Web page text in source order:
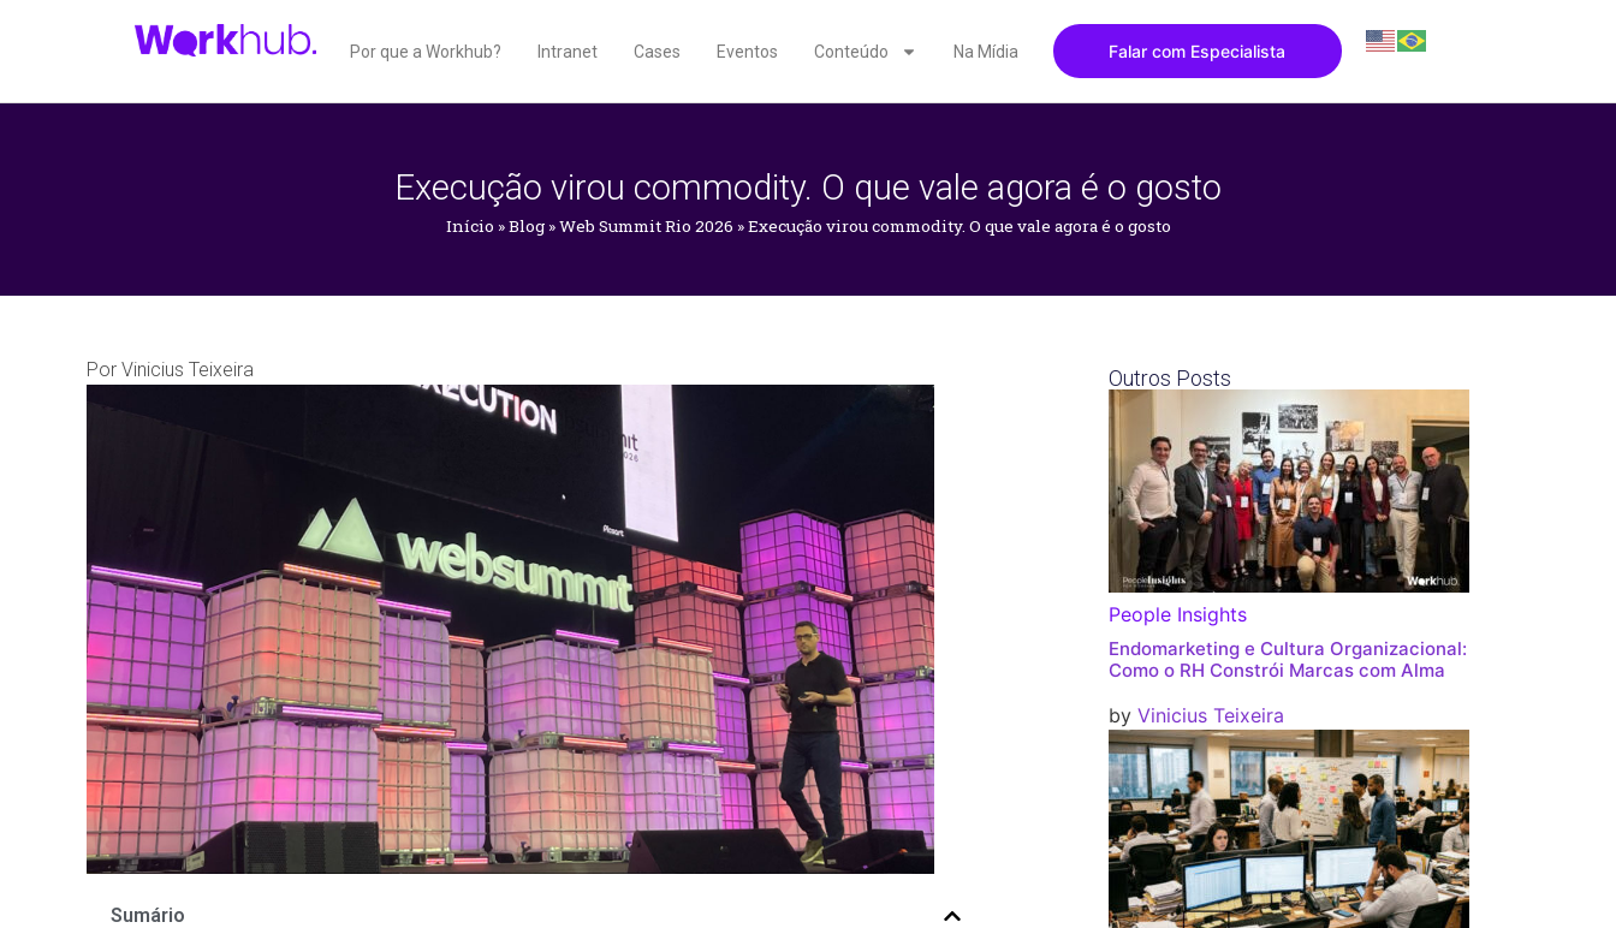
Por que a Workhub? Intranet Cases Eventos Conteúdo Na Mídia Falar com Especialista
Execução virou commodity. O que vale agora é o gosto
Início »Blog»Web Summit Rio 2026 »Execução virou commodity. O que vale agora é o gosto
Por Vinicius Teixeira
Sumário
Outros Posts
People Insights
Endomarketing e Cultura Organizacional:
Como o RH Constrói Marcas com Alma
by Vinicius Teixeira